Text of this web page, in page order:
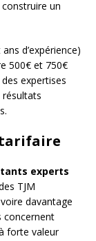
un
d’expérience)
500€ et 750€
expertises
experts
TJM
davantage
concernent
forte valeur